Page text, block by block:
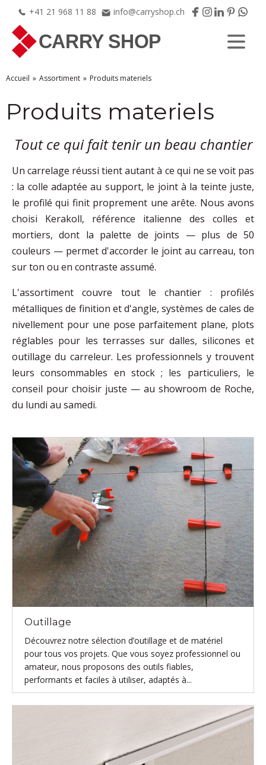
+41 21 968 11 88 info@carryshop.ch
Accueil Assortiment Produits materiels
Produits materiels
Tout ce qui fait tenir un beau chantier
Un carrelage réussi tient autant à ce qui ne se voit pas
: la colle adaptée au support, le joint à la teinte juste,
le profilé qui finit proprement une arête. Nous avons
choisi Kerakoll, référence italienne des colles et
mortiers, dont la palette de joints — plus de 50
couleurs — permet d'accorder le joint au carreau, ton
sur ton ou en contraste assumé.
L'assortiment couvre tout le chantier : profilés
métalliques de finition et d'angle, systèmes de cales de
nivellement pour une pose parfaitement plane, plots
réglables pour les terrasses sur dalles, silicones et
outillage du carreleur. Les professionnels y trouvent
leurs consommables en stock ; les particuliers, le
conseil pour choisir juste — au showroom de Roche,
du lundi au samedi.
Outillage
Découvrez notre sélection d’outillage et de matériel
pour tous vos projets. Que vous soyez professionnel ou
amateur, nous proposons des outils fiables,
performants et faciles à utiliser, adaptés à...